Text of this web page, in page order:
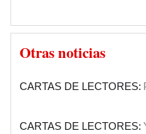
El Papa en Tierra
Por Yaoudat Brahim
Una voz en el
Otras noticias
SOCIEDAD: El Diario Sirio
CARTAS DE LECTORES:
CARTAS DE LECTORES: